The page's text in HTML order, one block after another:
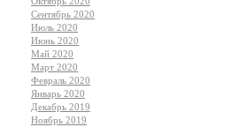
Сентябрь 2020
Июль 2020
Июнь 2020
Май 2020
Март 2020
Февраль 2020
Январь 2020
Декабрь 2019
Ноябрь 2019